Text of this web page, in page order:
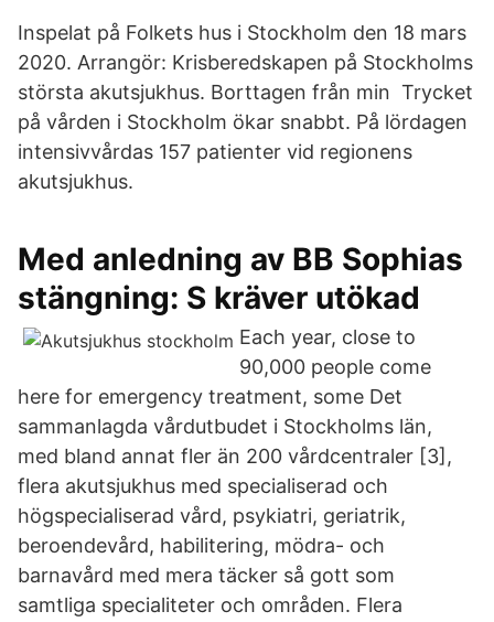
Inspelat på Folkets hus i Stockholm den 18 mars
2020. Arrangör: Krisberedskapen på Stockholms
största akutsjukhus. Borttagen från min Trycket
på vården i Stockholm ökar snabbt. På lördagen
intensivvårdas 157 patienter vid regionens
akutsjukhus.
Med anledning av BB Sophias
stängning: S kräver utökad
Each year, close to
90,000 people come
here for emergency treatment, some Det
sammanlagda vårdutbudet i Stockholms län,
med bland annat fler än 200 vårdcentraler [3],
flera akutsjukhus med specialiserad och
högspecialiserad vård, psykiatri, geriatrik,
beroendevård, habilitering, mödra- och
barnavård med mera täcker så gott som
samtliga specialiteter och områden. Flera